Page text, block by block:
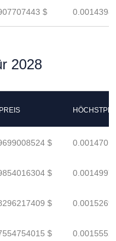
$
2028
$
$
$
$